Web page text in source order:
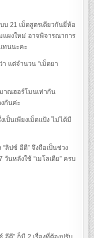
บ 21 เม็ดสูตรเดียวกันยี่ห้อ
ผงใหม่ อาจพิจารณาการ
ทนนะคะ
แต่จำนวน “เม็ดยา
าณฮอร์โมนเท่ากัน
กันค่ะ
เป็นเพียงเม็ดแป้ง ไม่ได้มี
ลิปซ์ อีดี” จึงถือเป็นช่วง
นหลังใช้ “เมโลเดีย” ครบ